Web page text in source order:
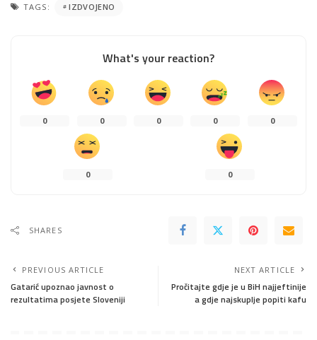
TAGS: IZDVOJENO
What's your reaction?
0 0 0 0 0
0 0
SHARES
PREVIOUS ARTICLE
Gatarić upoznao javnost o
rezultatima posjete Sloveniji
NEXT ARTICLE
Pročitajte gdje je u BiH najjeftinije
a gdje najskuplje popiti kafu